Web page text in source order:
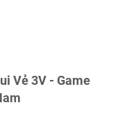
Vẻ 3V - Game